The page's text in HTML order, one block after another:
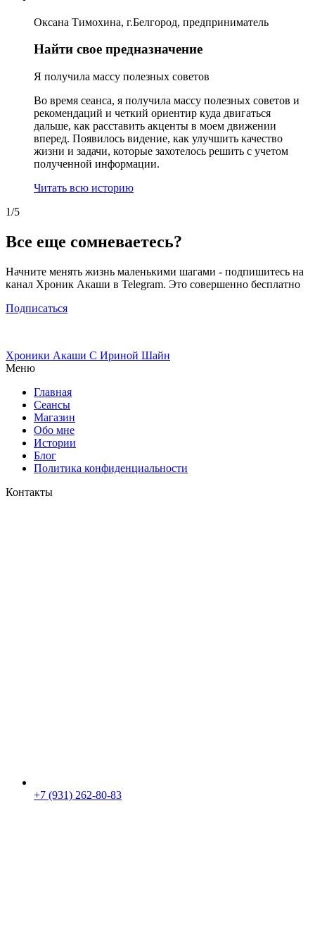
Оксана Тимохина, г.Белгород, предприниматель
Найти свое предназначение
Я получила массу полезных советов
Во время сеанса, я получила массу полезных советов и
рекомендаций и четкий ориентир куда двигаться
дальше, как расставить акценты в моем движении
вперед. Появилось видение, как улучшить качество
жизни и задачи, которые захотелось решить с учетом
полученной информации.
Читать всю историю
1/5
Все еще сомневаетесь?
Начните менять жизнь маленькими шагами - подпишитесь на
канал Хроник Акаши в Telegram. Это совершенно бесплатно
Подписаться
Хроники Акаши С Ириной Шайн
Меню
Главная
Сеансы
Магазин
Обо мне
Истории
Блог
Политика конфиденциальности
Контакты
+7 (931) 262-80-83